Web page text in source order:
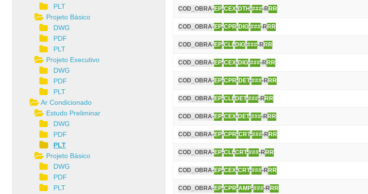
COD_OBRA-EP-CEX-DTH-###-R RR
COD_OBRA-EP-CPR-DIG-###-R RR
COD_OBRA-EP-CLI -DIG-###-R RR
COD_OBRA-EP-CEX-DIG-###-R RR
COD_OBRA-EP-CPR-DET-###-R RR
COD_OBRA-EP-CLI -DET-###-R RR
COD_OBRA-EP-CEX-DET-###-R RR
COD_OBRA-EP-CPR-CRT-###-R RR
COD_OBRA-EP-CLI -CRT-###-R RR
COD_OBRA-EP-CEX-CRT-###-R RR
COD_OBRA-EP-CPR-AMP-###-R RR
PLT
Projeto Básico
DWG
PDF
PLT
Projeto Executivo
DWG
PDF
PLT
Ar Condicionado
Estudo Preliminar
DWG
PDF
PLT
Projeto Básico
DWG
PDF
PLT